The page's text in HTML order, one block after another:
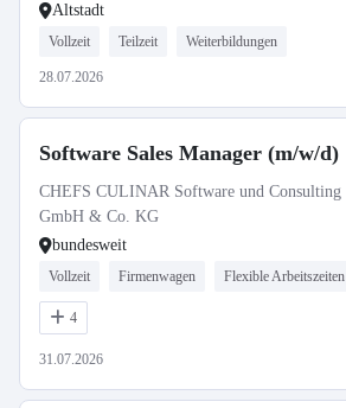
Altstadt
Vollzeit Teilzeit Weiterbildungen
28.07.2026
Software Sales Manager (m/w/d)
CHEFS CULINAR Software und Consulting
GmbH & Co. KG
bundesweit
Vollzeit Firmenwagen Flexible Arbeitszeiten
4
31.07.2026